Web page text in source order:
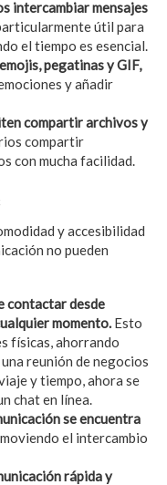
intercambiar mensajes
útil para
el tiempo es esencial.
pegatinas y GIF,
y añadir
compartir archivos y
compartir
con mucha facilidad.
y accesibilidad
no pueden
contactar desde
momento. Esto
físicas, ahorrando
reunión de negocios
y tiempo, ahora se
chat en línea.
se encuentra
el intercambio
rápida y